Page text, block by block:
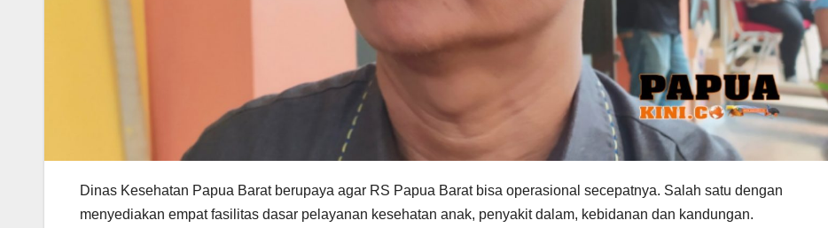
Dinas Kesehatan Papua Barat berupaya agar RS Papua Barat bisa operasional secepatnya. Salah satu dengan
menyediakan empat fasilitas dasar pelayanan kesehatan anak, penyakit dalam, kebidanan dan kandungan.